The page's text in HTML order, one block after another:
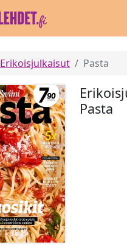
Erikoisjulkaisut Pasta
Pasta